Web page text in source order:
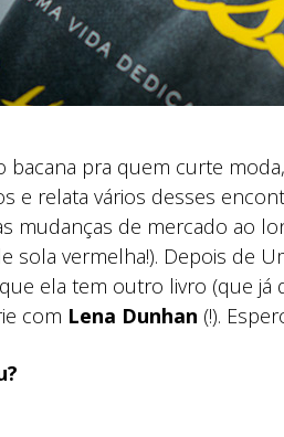
bacana pra quem curte
e relata vários desses
mudanças de mercado ao
sola vermelha!). Depois de
ela tem outro livro (que
com Lena Dunhan (!).